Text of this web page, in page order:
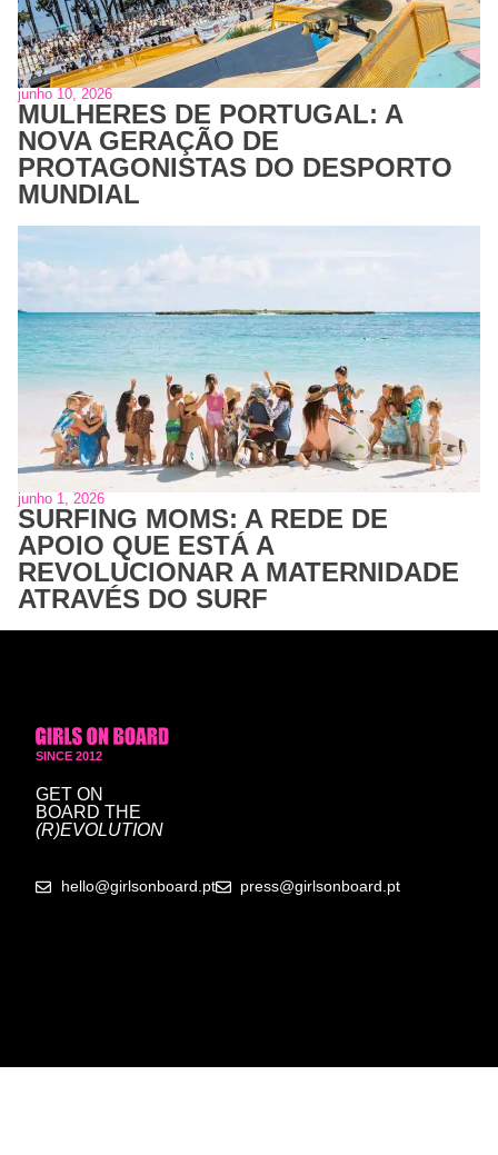
junho 10, 2026
MULHERES DE PORTUGAL: A
NOVA GERAÇÃO DE
PROTAGONISTAS DO DESPORTO
MUNDIAL
junho 1, 2026
SURFING MOMS: A REDE DE
APOIO QUE ESTÁ A
REVOLUCIONAR A MATERNIDADE
ATRAVÉS DO SURF
SINCE 2012
GET ON
BOARD THE
(R)EVOLUTION
hello@girlsonboard.pt press@girlsonboard.pt